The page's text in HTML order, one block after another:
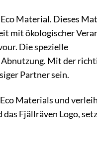
Material. Dieses
mit ökologischer
Die spezielle
Mit der
Partner sein.
Materials und
Fjällräven Logo,